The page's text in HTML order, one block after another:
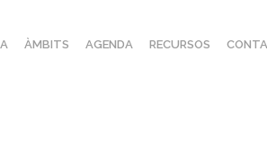
ÀMBITS AGENDA RECURSOS